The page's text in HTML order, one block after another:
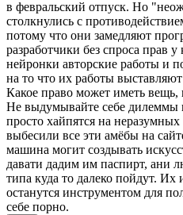
в февральский отпуск. Но
столкнулись с
потому что они замедляют
разработчики без спроса прав
нейронки авторские работы и
на то что их работы
Какое право может иметь вещь,
Не выдумывайте себе дилеммы
просто хайпятся на
выбесили все эти амёбы на
машина могит создывать
давати дадим им паспирт, ани
типа куда то далеко пойдут.
останутся инструментом для
себе порно.